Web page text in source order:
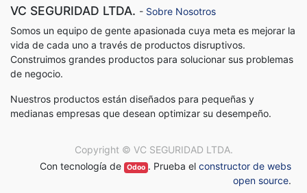
VC SEGURIDAD LTDA. - Sobre Nosotros
Somos un equipo de gente apasionada cuya meta es mejorar la
vida de cada uno a través de productos disruptivos.
Construimos grandes productos para solucionar sus problemas
de negocio.
Nuestros productos están diseñados para pequeñas y
medianas empresas que desean optimizar su desempeño.
Copyright © VC SEGURIDAD LTDA.
Con tecnología de
Odoo . Prueba el constructor de webs
open source.